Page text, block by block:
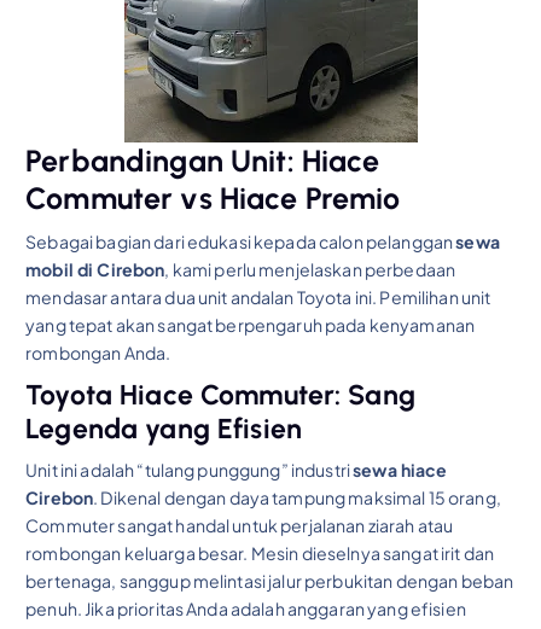
Perbandingan Unit: Hiace
Commuter vs Hiace Premio
Sebagai bagian dari edukasi kepada calon pelanggansewa
mobil di Cirebon , kami perlu menjelaskan perbedaan
mendasar antara dua unit andalan Toyota ini. Pemilihan unit
yang tepat akan sangat berpengaruh pada kenyamanan
rombongan Anda.
Toyota Hiace Commuter: Sang
Legenda yang Efisien
Unit ini adalah “tulang punggung” industrisewa hiace
Cirebon. Dikenal dengan daya tampung maksimal 15 orang,
Commuter sangat handal untuk perjalanan ziarah atau
rombongan keluarga besar. Mesin dieselnya sangat irit dan
bertenaga, sanggup melintasi jalur perbukitan dengan beban
penuh. Jika prioritas Anda adalah anggaran yang efisien